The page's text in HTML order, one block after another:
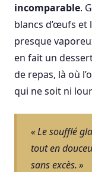
incomparable.
blancs d’œufs
presque
en fait un
de repas, là où
qui ne soit ni
« Le soufflé
tout en
sans excès. »